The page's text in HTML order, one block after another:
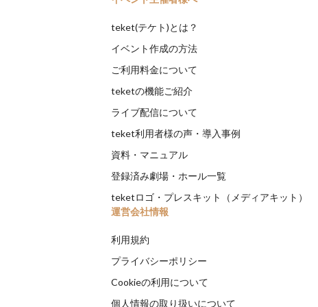
teket(テケト)とは？
イベント作成の方法
ご利用料金について
teketの機能ご紹介
ライブ配信について
teket利用者様の声・導入事例
資料・マニュアル
登録済み劇場・ホール一覧
teketロゴ・プレスキット（メディアキット）
運営会社情報
利用規約
プライバシーポリシー
Cookieの利用について
個人情報の取り扱いについて